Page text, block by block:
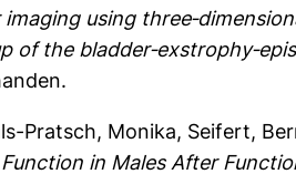
imaging using
of the
Pratsch, Monika, Seifert,
in Males After